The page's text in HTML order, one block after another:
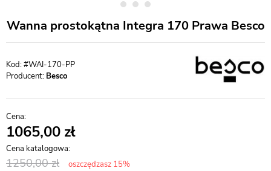
Wanna prostokątna Integra 170 Prawa Besco
#WAI-170-PP
Producent: Besco
1065,00
1250,00 oszczędzasz 15%